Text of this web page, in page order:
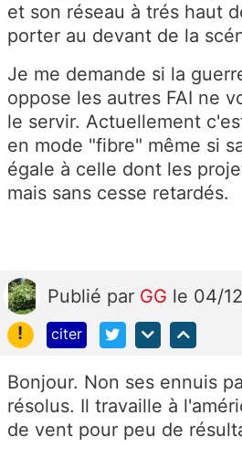
et son réseau à trés haut
porter au devant de la
Je me demande si la
oppose les autres FAI ne
le servir. Actuellement
en mode "fibre" même si
égale à celle dont les
mais sans cesse retardés.
Publié par GG le 04/
!
citer
Bonjour. Non ses ennuis
résolus. Il travaille à
de vent pour peu de